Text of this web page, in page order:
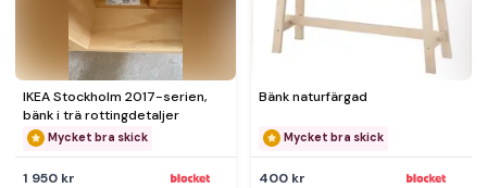
IKEA Stockholm 2017-serien,
bänk i trä rottingdetaljer
Mycket bra skick
1 950 kr
Bänk naturfärgad
Mycket bra skick
400 kr